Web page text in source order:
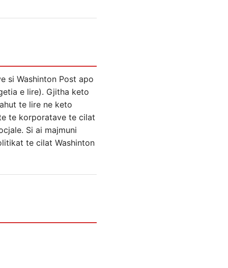
si Washinton Post apo
e lire). Gjitha keto
te lire ne keto
te korporatave te cilat
Si ai majmuni
te cilat Washinton